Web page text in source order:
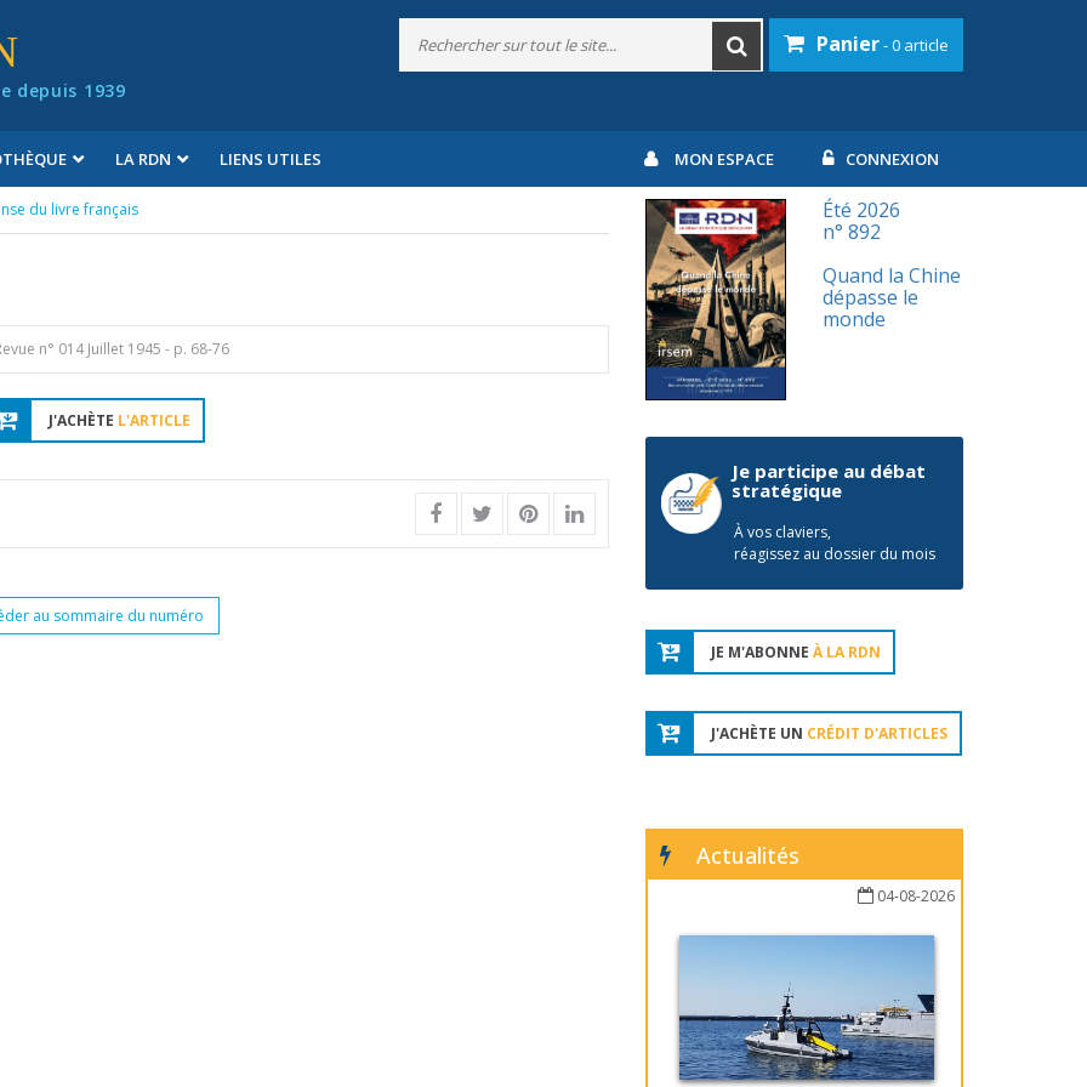
depuis 1939
Panier- 0 article
LA RDN LIENS UTILES MON ESPACE CONNEXION
du livre français
n° 014 Juillet 1945 - p. 68-76
J'ACHÈTE L'ARTICLE
au sommaire du numéro
Été 2026
n° 892
Quand la Chine
dépasse le
monde
Je participe au débat
stratégique
À vos claviers,
réagissez au dossier du mois
JE M'ABONNE À LA RDN
J'ACHÈTE UN CRÉDIT D'ARTICLES
Actualités
04-08-2026